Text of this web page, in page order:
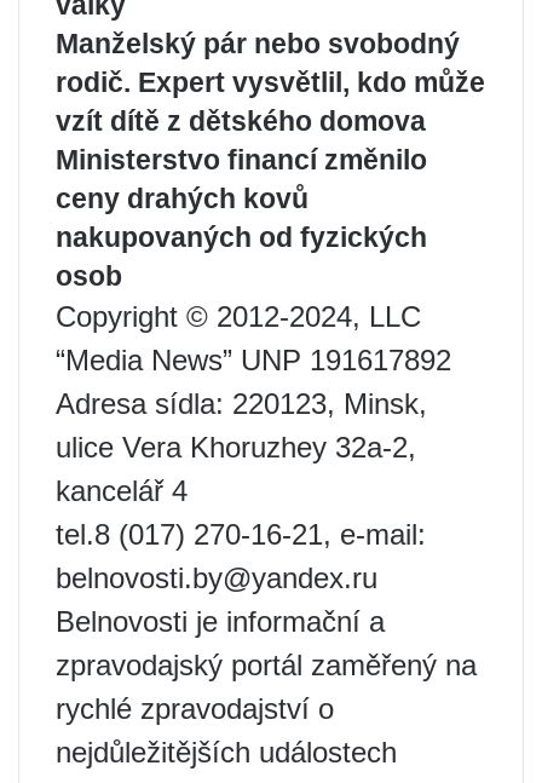
Manželský pár nebo svobodný
rodič. Expert vysvětlil, kdo může
vzít dítě z dětského domova
Ministerstvo financí změnilo
ceny drahých kovů
nakupovaných od fyzických
osob
Copyright © 2012-2024, LLC
“Media News” UNP 191617892
Adresa sídla: 220123, Minsk,
ulice Vera Khoruzhey 32a-2,
kancelář 4
tel.8 (017) 270-16-21, e-mail:
belnovosti.by@yandex.ru
Belnovosti je informační a
zpravodajský portál zaměřený na
rychlé zpravodajství o
nejdůležitějších událostech